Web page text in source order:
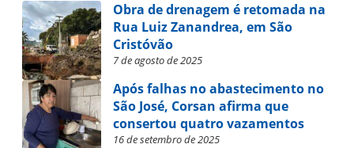
Obra de drenagem é retomada na
Rua Luiz Zanandrea, em São
Cristóvão
7 de agosto de 2025
Após falhas no abastecimento no
São José, Corsan afirma que
consertou quatro vazamentos
16 de setembro de 2025